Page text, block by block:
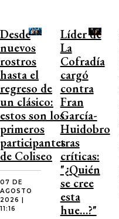
Desde
nuevos
rostros
hasta el
regreso de
un clásico:
estos son los
primeros
participantes
de Coliseo
07 DE
AGOSTO
2026 |
11:16
Líder de
La
Cofradía
cargó
contra
Fran
García-
Huidobro
tras
críticas:
"¿Quién
se cree
esta
hue…?"